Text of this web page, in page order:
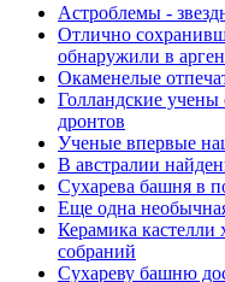
Астроблемы -
Отлично
обнаружили в
Окаменелые
Голландские
дронтов
Ученые впервые
В австралии
Сухарева башня в
Еще одна
Керамика кастелли
собраний
Сухареву башню